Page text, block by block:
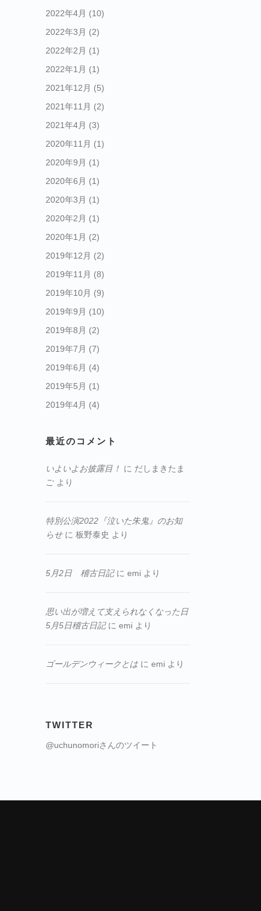
2022年4月 (10)
2022年3月 (2)
2022年2月 (1)
2022年1月 (1)
2021年12月 (5)
2021年11月 (2)
2021年4月 (3)
2020年11月 (1)
2020年9月 (1)
2020年6月 (1)
2020年3月 (1)
2020年2月 (1)
2020年1月 (2)
2019年12月 (2)
2019年11月 (8)
2019年10月 (9)
2019年9月 (10)
2019年8月 (2)
2019年7月 (7)
2019年6月 (4)
2019年5月 (1)
2019年4月 (4)
最近のコメント
いよいよお披露目！ に だしまきたま
ご より
特別公演2022『泣いた朱鬼』のお知
らせに 板野泰史 より
5月2日 稽古日記に emi より
思い出が増えて支えられなくなった日
5月5日稽古日記に emi より
ゴールデンウィークとはに emi より
TWITTER
@uchunomoriさんのツイート